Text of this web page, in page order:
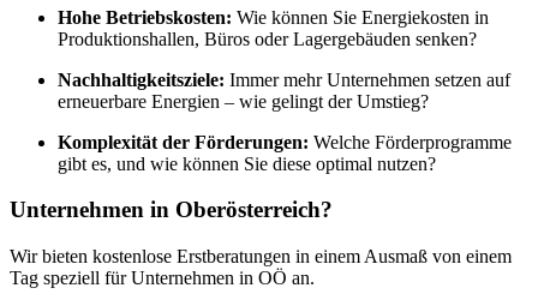
Hohe Betriebskosten: Wie können Sie Energiekosten in
Produktionshallen, Büros oder Lagergebäuden senken?
Nachhaltigkeitsziele: Immer mehr Unternehmen setzen auf
erneuerbare Energien – wie gelingt der Umstieg?
Komplexität der Förderungen: Welche Förderprogramme
gibt es, und wie können Sie diese optimal nutzen?
Unternehmen in Oberösterreich?
Wir bieten kostenlose Erstberatungen in einem Ausmaß von einem
Tag speziell für Unternehmen in OÖ an.